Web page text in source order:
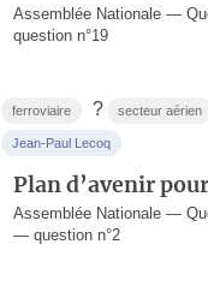
Assemblée Nationale —
question n°19
ferroviaire ? secteur aérien
Jean-Paul Lecoq
Plan d’avenir
Assemblée Nationale —
— question n°2